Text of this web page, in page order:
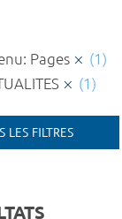
Pages
(1)
(1)
LES FILTRES